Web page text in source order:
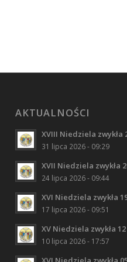
AKTUALNOŚCI
XVIII Niedziela zwykła
31 lipca 2026 - 09:29
XVII Niedziela zwykła
24 lipca 2026 - 09:44
XVI Niedziela zwykła
17 lipca 2026 - 09:51
XV Niedziela zwykła
10 lipca 2026 - 17:57